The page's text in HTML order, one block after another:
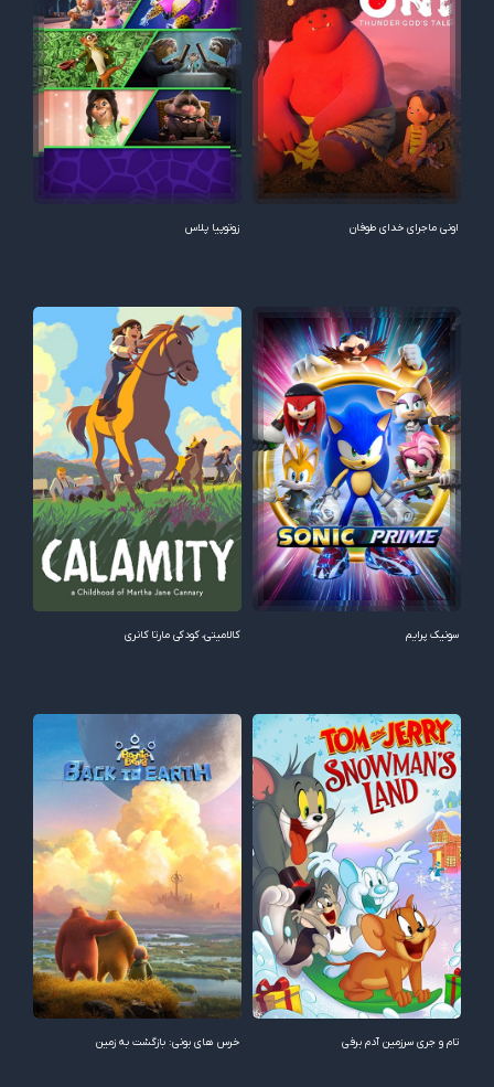
اونی ماجرای خدای طوفان زوتوپیا پلاس
سونیک پرایم کالامیتی، کودکی مارتا کانری
تام و جری سرزمین آدم برفی خرس های بونی: بازگشت به زمین